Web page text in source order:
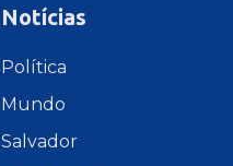
Notícias
Política
Mundo
Salvador